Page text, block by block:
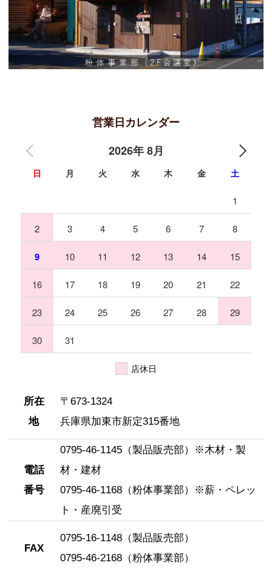
住所
〒673-1324 兵庫県加東市新定315番地
電話
製品販売部 0795-46-1145
粉体事業部 0795-46-1168
営業日カレンダー
2026年 8月
日 月 火 水 木 金 土
1
2 3 4 5 6 7 8
9 10 11 12 13 14 15
16 17 18 19 20 21 22
23 24 25 26 27 28 29
30 31
店休日
所在
地
〒673-1324
兵庫県加東市新定315番地
電話
番号
0795-46-1145（製品販売部）※木材・製
材・建材
0795-46-1168（粉体事業部）※薪・ペレッ
ト・産廃引受
FAX
0795-16-1148（製品販売部）
0795-46-2168（粉体事業部）